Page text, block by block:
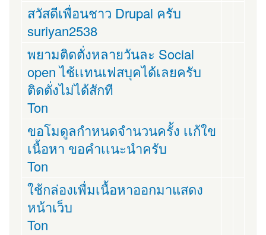
สวัสดีเพื่อนชาว Drupal ครับ
suriyan2538
พยามติดตั่งหลายวันละ Social
open ไช้เเทนเฟสบุคได้เลยครับ
ติดตั่งไม่ได้สักที
Ton
ขอโมดูลกำหนดจำนวนครั้ง เเก้ใข
เนื้อหา ขอคำเเนะนำครับ
Ton
ใช้กล่องเพื่มเนื้อหาออกมาแสดง
หน้าเว็บ
Ton